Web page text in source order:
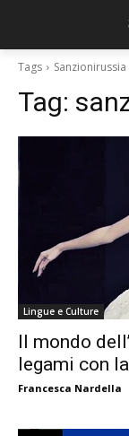
Tags Sanzionirussia
Tag:
Lingue e Culture
Il mondo
legami con
Francesca Nardella